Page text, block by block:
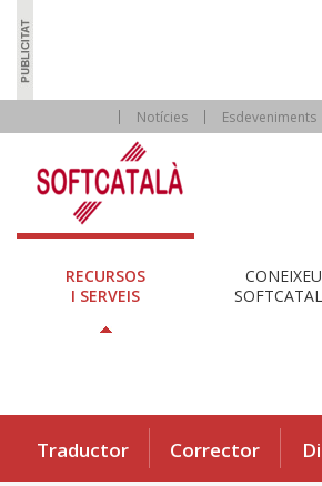
Notícies Esdeveniments
RECURSOS
I SERVEIS
CONEIXEU
Traductor Corrector